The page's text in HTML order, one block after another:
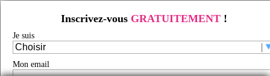
Inscrivez-vous GRATUITEMENT !
Je suis
Mon email
Rencontre handicap/Rencontre handicap en France/Rencontre homme handicapé/Rencontre
homme handicapé Pays de la Loire
Faites des rencontres handicap à Argenton-Notre-Dame avecIdylive